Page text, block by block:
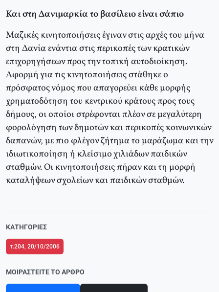
Και στη Δανιμαρκία το βασίλειο είναι σάπιο
Mαζικές κινητοποιήσεις έγιναν στις αρχές του μήνα
στη Δανία ενάντια στις περικοπές των κρατικών
επιχορηγήσεων προς την τοπική αυτοδιοίκηση.
Aφορμή για τις κινητοποιήσεις στάθηκε ο
πρόσφατος νόμος που απαγορεύει κάθε μορφής
χρηματοδότηση του κεντρικού κράτους προς τους
δήμους, οι οποίοι στρέφονται πλέον σε μεγαλύτερη
φορολόγηση των δημοτών και περικοπές κοινωνικών
δαπανών, με πιο φλέγον ζήτημα το μαράζωμα και την
ιδιωτικοποίηση ή κλείσιμο χιλιάδων παιδικών
σταθμών. Oι κινητοποιήσεις πήραν και τη μορφή
καταλήψεων σχολείων και παιδικών σταθμών.
ΚΑΤΗΓΟΡΊΕΣ
τ.204, 20/10/2006
ΜΟΙΡΑΣΤΕΊΤΕ ΤΟ ΆΡΘΡΟ